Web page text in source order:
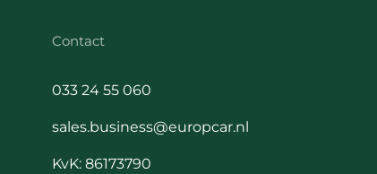
Contact
033 24 55 060
sales.business@europcar.nl
KvK: 86173790